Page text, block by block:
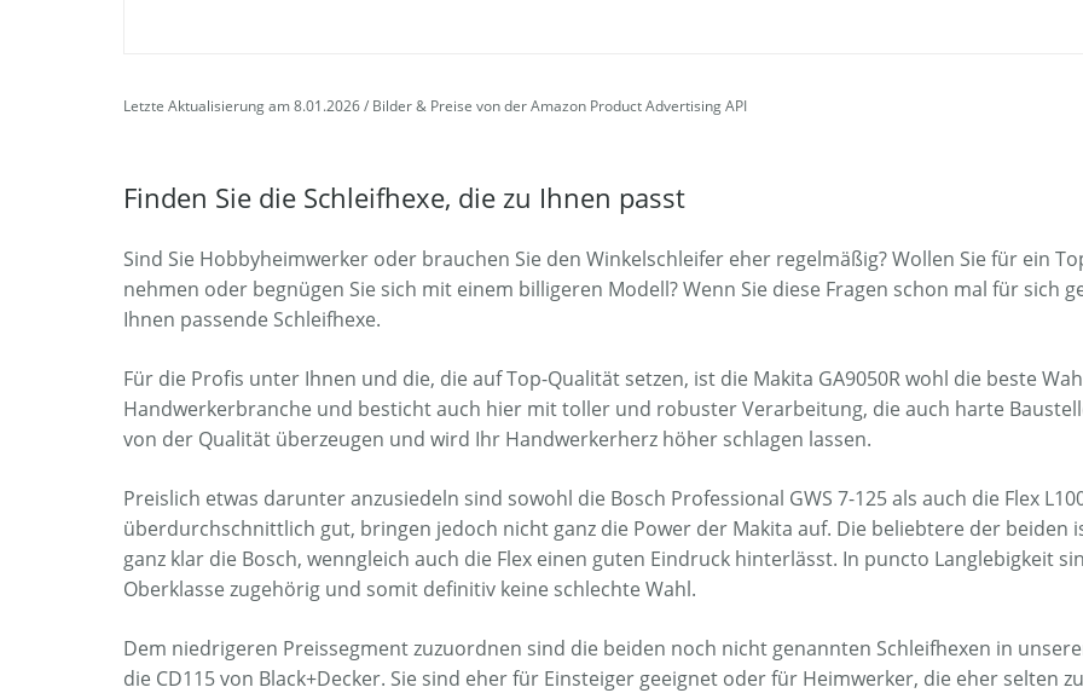
Letzte Aktualisierung am 8.01.2026 / Bilder & Preise von der Amazon Product Advertising API
Finden Sie die Schleifhexe, die zu Ihnen passt
Sind Sie Hobbyheimwerker oder brauchen Sie den Winkelschleifer eher regelmäßig? Wollen Sie für ein
nehmen oder begnügen Sie sich mit einem billigeren Modell? Wenn Sie diese Fragen schon mal für sich
Ihnen passende Schleifhexe.
Für die Profis unter Ihnen und die, die auf Top-Qualität setzen, ist die Makita GA9050R wohl die beste
Handwerkerbranche und besticht auch hier mit toller und robuster Verarbeitung, die auch harte
von der Qualität überzeugen und wird Ihr Handwerkerherz höher schlagen lassen.
Preislich etwas darunter anzusiedeln sind sowohl die Bosch Professional GWS 7-125 als auch die Flex
überdurchschnittlich gut, bringen jedoch nicht ganz die Power der Makita auf. Die beliebtere der beiden
ganz klar die Bosch, wenngleich auch die Flex einen guten Eindruck hinterlässt. In puncto Langlebigkeit
Oberklasse zugehörig und somit definitiv keine schlechte Wahl.
Dem niedrigeren Preissegment zuzuordnen sind die beiden noch nicht genannten Schleifhexen in
die CD115 von Black+Decker. Sie sind eher für Einsteiger geeignet oder für Heimwerker, die eher selten